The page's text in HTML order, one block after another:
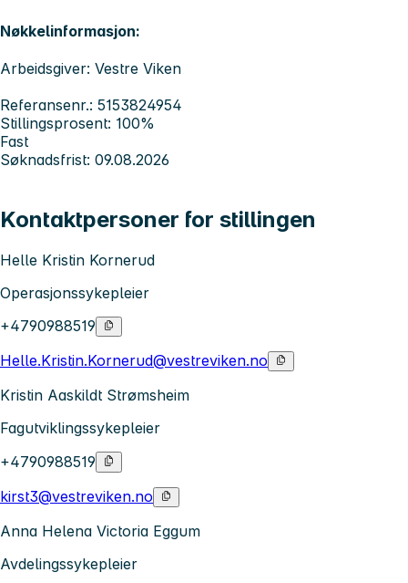
Nøkkelinformasjon:
Arbeidsgiver: Vestre Viken
Referansenr.: 5153824954
Stillingsprosent: 100%
Fast
Søknadsfrist: 09.08.2026
Kontaktpersoner for stillingen
Helle Kristin Kornerud
Operasjonssykepleier
+4790988519
Helle.Kristin.Kornerud@vestreviken.no
Kristin Aaskildt Strømsheim
Fagutviklingssykepleier
+4790988519
kirst3@vestreviken.no
Anna Helena Victoria Eggum
Avdelingssykepleier